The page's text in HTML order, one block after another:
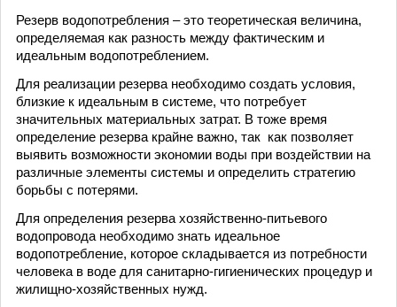
Резерв водопотребления – это теоретическая величина,
определяемая как разность между фактическим и
идеальным водопотреблением.
Для реализации резерва необходимо создать условия,
близкие к идеальным в системе, что потребует
значительных материальных затрат. В тоже время
определение резерва крайне важно, так как позволяет
выявить возможности экономии воды при воздействии на
различные элементы системы и определить стратегию
борьбы с потерями.
Для определения резерва хозяйственно-питьевого
водопровода необходимо знать идеальное
водопотребление, которое складывается из потребности
человека в воде для санитарно-гигиенических процедур и
жилищно-хозяйственных нужд.